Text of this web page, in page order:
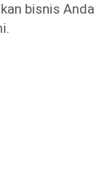
bisnis Anda